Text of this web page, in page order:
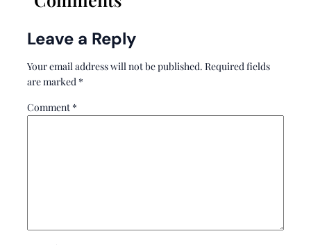
Leave a Reply
Your email address will not be published. Required fields
are marked *
Comment *